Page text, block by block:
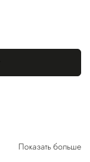
Показать больше